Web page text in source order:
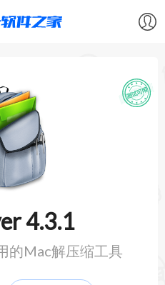
4.3.1
的Mac解压缩工具